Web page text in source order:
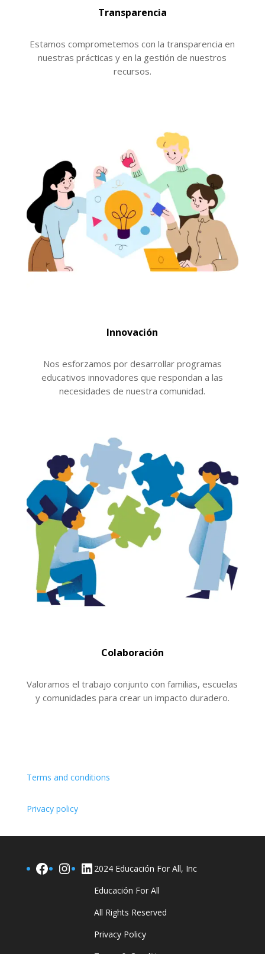
Transparencia
Estamos comprometemos con la transparencia en
nuestras prácticas y en la gestión de nuestros
recursos.
Innovación
Nos esforzamos por desarrollar programas
educativos innovadores que respondan a las
necesidades de nuestra comunidad.
Colaboración
Valoramos el trabajo conjunto con familias, escuelas
y comunidades para crear un impacto duradero.
Terms and conditions
Privacy policy
Facebook Instagram LinkedIn 2024 Educación For All, Inc
Educación For All
All Rights Reserved
Privacy Policy